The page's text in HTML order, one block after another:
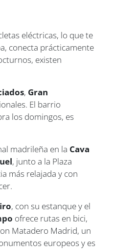
eléctricas, lo que te
conecta prácticamente
existen
, Gran
El barrio
los domingos, es
madrileña en la Cava
, junto a la Plaza
más relajada y con
, con su estanque y el
ofrece rutas en bici,
Matadero Madrid, un
europeos y es